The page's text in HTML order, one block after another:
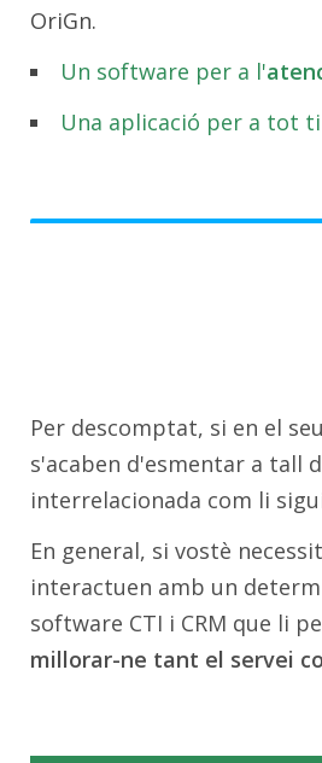
OriGn.
Un software per a l'
Una aplicació per a tot
Per descomptat, si en el
s'acaben d'esmentar a tall
interrelacionada com li
En general, si vostè
interactuen amb un
software CTI i CRM que li
millorar-ne tant el servei